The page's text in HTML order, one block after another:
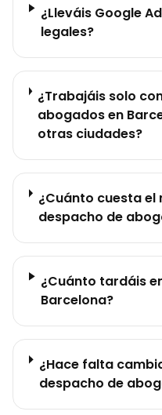
¿Lleváis Google
legales?
¿Trabajáis solo
abogados en
otras ciudades?
¿Cuánto cuesta
despacho de
¿Cuánto tardáis
Barcelona?
¿Hace falta
despacho de